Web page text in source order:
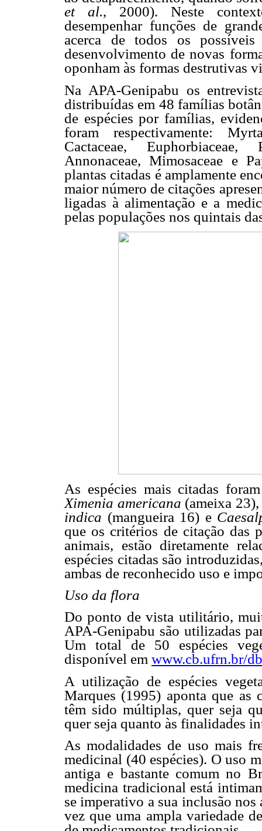
et al., 2000). Neste
desempenhar funções de
acerca de todos os
desenvolvimento de novas
oponham às formas destrutivas
Na APA-Genipabu os
distribuídas em 48 famílias
de espécies por famílias,
foram respectivamente:
Cactaceae, Euphorbiaceae,
Annonaceae, Mimosaceae e
plantas citadas é amplamente
maior número de citações
ligadas à alimentação e a
pelas populações nos quintais
As espécies mais citadas
Ximenia americana (ameixa
indica (mangueira 16) e
que os critérios de citação das
animais, estão diretamente
espécies citadas são
ambas de reconhecido uso e
Uso da flora
Do ponto de vista utilitário,
APA-Genipabu são utilizadas
Um total de 50 espécies
disponível em www.cb.ufrn.br/
A utilização de espécies
Marques (1995) aponta que as
têm sido múltiplas, quer seja
quer seja quanto às finalidades
As modalidades de uso mais
medicinal (40 espécies). O uso
antiga e bastante comum no
medicina tradicional está
se imperativo a sua inclusão nos
vez que uma ampla variedade